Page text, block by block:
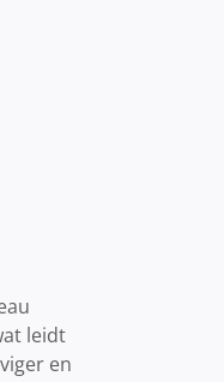
leidt
en